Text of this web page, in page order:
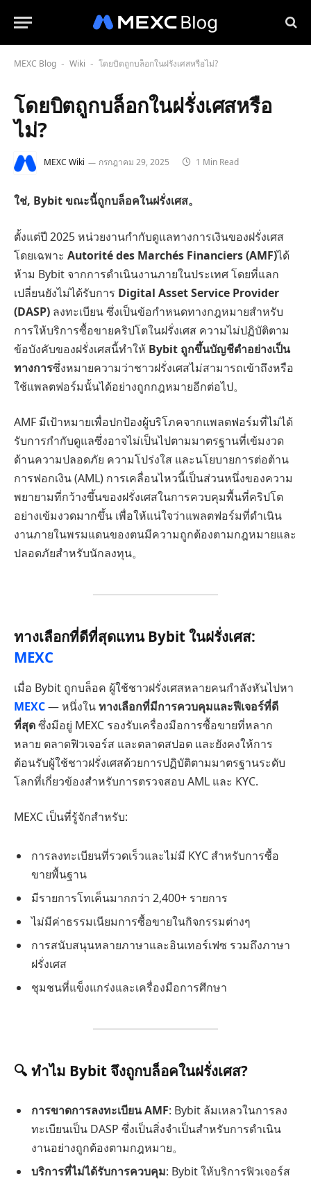
MEXC Blog - Wiki - โดยบิตถูกบล็อกในฝรั่งเศสหรือไม่?
โดยบิตถูกบล็อกในฝรั่งเศสหรือ
ไม่?
MEXC Wiki กรกฎาคม 29, 2025 1 Min Read
ใช่, Bybit ขณะนี้ถูกบล็อคในฝรั่งเศส。
ตั้งแต่ปี 2025 หน่วยงานกำกับดูแลทางการเงินของฝรั่งเศส
โดยเฉพาะ Autorité des Marchés Financiers (AMF)ได้
ห้าม Bybit จากการดำเนินงานภายในประเทศ โดยที่แลก
เปลี่ยนยังไม่ได้รับการ Digital Asset Service Provider
(DASP) ลงทะเบียน ซึ่งเป็นข้อกำหนดทางกฎหมายสำหรับ
การให้บริการซื้อขายคริปโตในฝรั่งเศส ความไม่ปฏิบัติตาม
ข้อบังคับของฝรั่งเศสนี้ทำให้ Bybit ถูกขึ้นบัญชีดำอย่างเป็น
ทางการซึ่งหมายความว่าชาวฝรั่งเศสไม่สามารถเข้าถึงหรือ
ใช้แพลตฟอร์มนั้นได้อย่างถูกกฎหมายอีกต่อไป。
AMF มีเป้าหมายเพื่อปกป้องผู้บริโภคจากแพลตฟอร์มที่ไม่ได้
รับการกำกับดูแลซึ่งอาจไม่เป็นไปตามมาตรฐานที่เข้มงวด
ด้านความปลอดภัย ความโปร่งใส และนโยบายการต่อต้าน
การฟอกเงิน (AML) การเคลื่อนไหวนี้เป็นส่วนหนึ่งของความ
พยายามที่กว้างขึ้นของฝรั่งเศสในการควบคุมพื้นที่คริปโต
อย่างเข้มงวดมากขึ้น เพื่อให้แน่ใจว่าแพลตฟอร์มที่ดำเนิน
งานภายในพรมแดนของตนมีความถูกต้องตามกฎหมายและ
ปลอดภัยสำหรับนักลงทุน。
ทางเลือกที่ดีที่สุดแทน Bybit ในฝรั่งเศส:
MEXC
เมื่อ Bybit ถูกบล็อค ผู้ใช้ชาวฝรั่งเศสหลายคนกำลังหันไปหา
MEXC— หนึ่งในทางเลือกที่มีการควบคุมและฟีเจอร์ที่ดี
ที่สุดซึ่งมีอยู่ MEXC รองรับเครื่องมือการซื้อขายที่หลาก
หลาย ตลาดฟิวเจอร์ส และตลาดสปอต และยังคงให้การ
ต้อนรับผู้ใช้ชาวฝรั่งเศสด้วยการปฏิบัติตามมาตรฐานระดับ
โลกที่เกี่ยวข้องสำหรับการตรวจสอบ AML และ KYC.
MEXC เป็นที่รู้จักสำหรับ:
การลงทะเบียนที่รวดเร็วและไม่มี KYC สำหรับการซื้อ
ขายพื้นฐาน
มีรายการโทเค็นมากกว่า 2,400+ รายการ
ไม่มีค่าธรรมเนียมการซื้อขายในกิจกรรมต่างๆ
การสนับสนุนหลายภาษาและอินเทอร์เฟซ รวมถึงภาษา
ฝรั่งเศส
ชุมชนที่แข็งแกร่งและเครื่องมือการศึกษา
🔍 ทำไม Bybit จึงถูกบล็อคในฝรั่งเศส?
การขาดการลงทะเบียน AMF: Bybit ล้มเหลวในการลง
ทะเบียนเป็น DASP ซึ่งเป็นสิ่งจำเป็นสำหรับการดำเนิน
งานอย่างถูกต้องตามกฎหมาย。
บริการที่ไม่ได้รับการควบคุม: Bybit ให้บริการฟิวเจอร์ส